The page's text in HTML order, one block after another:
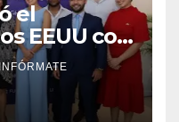
el
EEUU con
y la
por
INFÓRMATE